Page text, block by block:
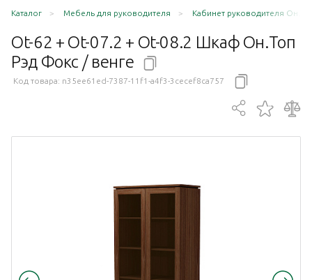
Каталог Мебель для руководителя Кабинет руководителя
Ot-62 + Ot-07.2 + Ot-08.2 Шкаф Он.Топ
Рэд Фокс / венге
Код товара: n35ee61ed-7387-11f1-a4f3-3cecef8ca757